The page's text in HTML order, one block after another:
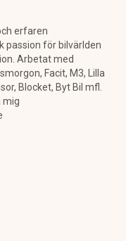
erfaren
passion för bilvärlden
Arbetat med
Facit, M3, Lilla
Blocket, Byt Bil mfl.
mig